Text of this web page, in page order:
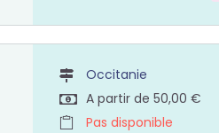
Occitanie
A partir de 50,00 €
Pas disponible